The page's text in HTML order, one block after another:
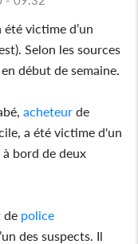
victime d’un
Selon les sources
en début de semaine.
acheteur de
a été victime d'un
bord de deux
de police
des suspects. Il